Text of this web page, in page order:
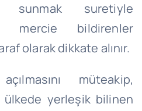
sunmak suretiyle
mercie bildirenler
olarak dikkate alınır.
müteakip,
yerleşik bilinen